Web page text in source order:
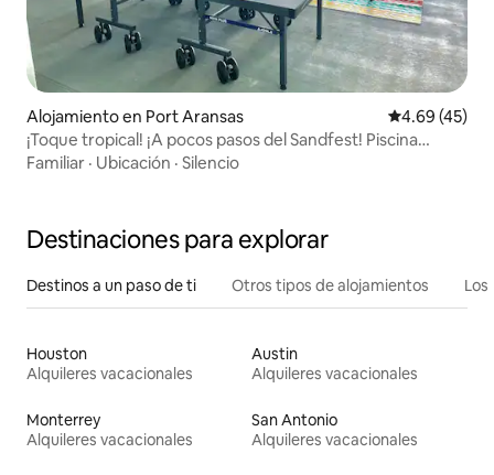
Alojamiento en Port Aransas Calificación
4.69 (45)
¡Toque tropical! ¡A pocos pasos del Sandfest! Piscina
compartida
Familiar · Ubicación · Silencio
Destinaciones para explorar
Destinos a un paso de ti Otros tipos de alojamientos
Houston
Alquileres vacacionales
Austin
Alquileres vacacionales
Monterrey
Alquileres vacacionales
San Antonio
Alquileres vacacionales